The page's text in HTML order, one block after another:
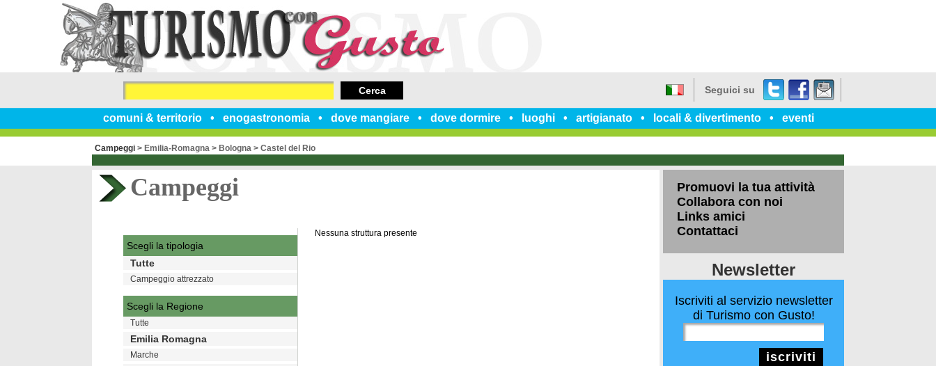
comuni & territorio enogastronomia dove mangiare dove dormire luoghi artigianato locali & divertimento eventi
Seguici su TwitterFacebook
un
Cerca
Campeggi > Emilia-Romagna > Bologna > Castel del Rio
Campeggi
Nessuna struttura presente
Scegli la tipologia
Tutte
Campeggio attrezzato
Scegli la Regione
Tutte
Emilia Romagna
Marche
Promuovi la tua attività
Collabora con noi
Links amici
Contattaci
Newsletter
Iscriviti al servizio newsletter
di Turismo con Gusto!
iscriviti